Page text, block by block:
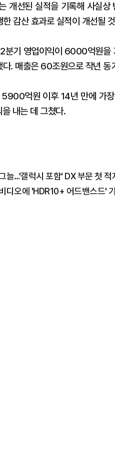
개선된 실적을 기록해 사실
감산 효과로 실적이 개선될
분기 영업이익이 6000억원
다. 매출은 60조원으로 작년
억원 이후 14년 만에 가장
내는 데 그쳤다.
늘…'갤럭시 포함' DX 부문 첫 적
디오에 'HDR10+ 어드밴스드'